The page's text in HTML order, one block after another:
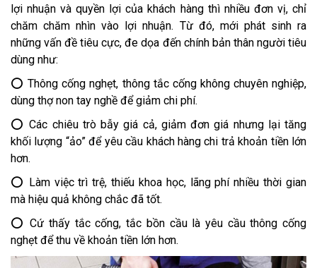
lợi nhuận và quyền lợi của khách hàng thì nhiều đơn vị, chỉ
chăm chăm nhìn vào lợi nhuận. Từ đó, mới phát sinh ra
những vấn đề tiêu cực, đe dọa đến chính bản thân người tiêu
dùng như:
⭕ Thông cống nghẹt, thông tắc cống không chuyên nghiệp,
dùng thợ non tay nghề để giảm chi phí.
⭕ Các chiêu trò bẫy giá cả, giảm đơn giá nhưng lại tăng
khối lượng “ảo” để yêu cầu khách hàng chi trả khoản tiền lớn
hơn.
⭕ Làm việc trì trệ, thiếu khoa học, lãng phí nhiều thời gian
mà hiệu quả không chắc đã tốt.
⭕ Cứ thấy tắc cống, tắc bồn cầu là yêu cầu thông cống
nghẹt để thu về khoản tiền lớn hơn.